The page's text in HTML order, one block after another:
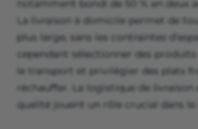
notamment bondi de 50 % en deux
La livraison à domicile permet de
plus large, sans les contraintes
cependant sélectionner des
le transport et privilégier des plats
réchauffer. La logistique de
qualité jouent un rôle crucial dans le